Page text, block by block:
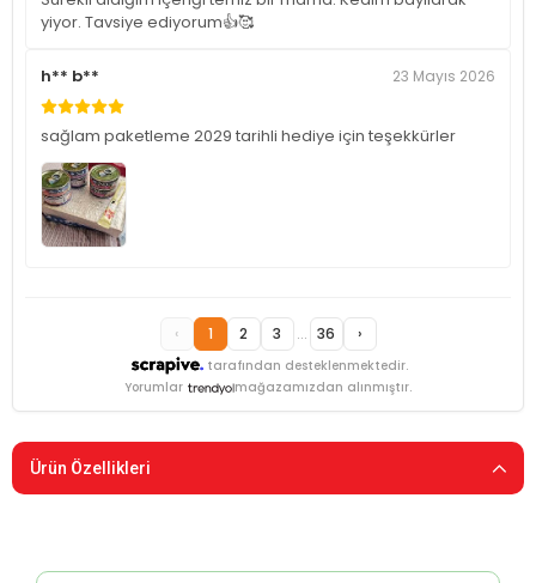
yiyor. Tavsiye ediyorum👍🥰
h** b** 23 Mayıs 2026
sağlam paketleme 2029 tarihli hediye için teşekkürler
tarafından desteklenmektedir.
‹ 1 2 3 ... 36 ›
Yorumlar mağazamızdan alınmıştır.
Ürün Özellikleri